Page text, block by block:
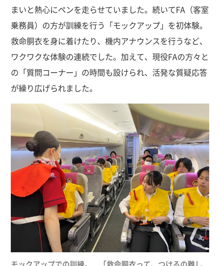
まいと熱心にペンを走らせていました。続いてFA（客室
乗務員）の方が訓練を行う「モックアップ」を初体験。
救命胴衣を身に着けたり、機内アナウンスを行うなど、
ワクワクな体験の連続でした。加えて、現役FAの方々と
の「質問コーナー」の時間も設けられ、活発な質疑応答
が繰り広げられました。
モックアップでの訓練。 「救命胴衣って、つけるの難し